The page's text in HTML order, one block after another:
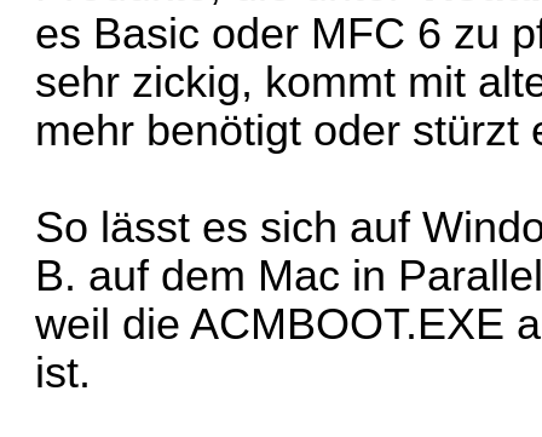
es Basic oder MFC 6 zu
sehr zickig, kommt mit
mehr benötigt oder stürzt
So lässt es sich auf
B. auf dem Mac in
weil die ACMBOOT.EXE
ist.